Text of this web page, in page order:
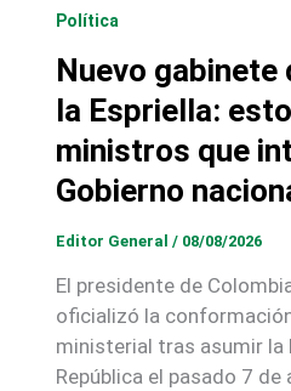
Política
Nuevo gabinete
la Espriella:
ministros que
Gobierno
Editor General / 08/08/2026
El presidente de
oficializó la
ministerial tras asumir la
República el pasado 7